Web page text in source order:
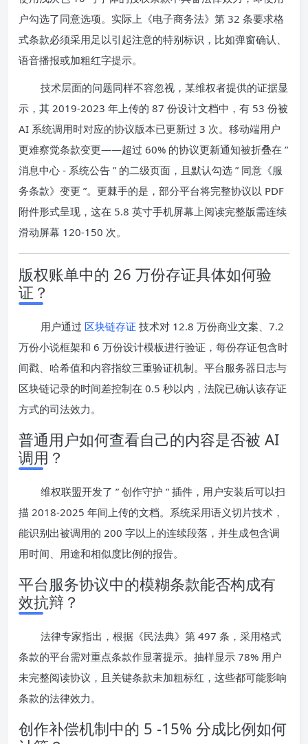
户勾选了同意选项。实际上《电子商务法》第 32 条要求格
式条款必须采用足以引起注意的特别标识，比如弹窗确认、
语音播报或加粗红字提示。
技术层面的问题同样不容忽视，某维权者提供的证据显
示，其 2019-2023 年上传的 87 份设计文档中，有 53 份被
AI 系统调用时对应的协议版本已更新过 3 次。移动端用户
更难察觉条款变更——超过 60% 的协议更新通知被折叠在 ”
消息中心 - 系统公告 ” 的二级页面，且默认勾选 ” 同意《服
务条款》变更 ”。更棘手的是，部分平台将完整协议以 PDF
附件形式呈现，这在 5.8 英寸手机屏幕上阅读完整版需连续
滑动屏幕 120-150 次。
版权账单中的 26 万份存证具体如何验
证？
用户通过 区块链存证 技术对 12.8 万份商业文案、7.2
万份小说框架和 6 万份设计模板进行验证，每份存证包含时
间戳、哈希值和内容指纹三重验证机制。平台服务器日志与
区块链记录的时间差控制在 0.5 秒以内，法院已确认该存证
方式的司法效力。
普通用户如何查看自己的内容是否被 AI
调用？
维权联盟开发了 ” 创作守护 ” 插件，用户安装后可以扫
描 2018-2025 年间上传的文档。系统采用语义切片技术，
能识别出被调用的 200 字以上的连续段落，并生成包含调
用时间、用途和相似度比例的报告。
平台服务协议中的模糊条款能否构成有
效抗辩？
法律专家指出，根据《民法典》第 497 条，采用格式
条款的平台需对重点条款作显著提示。抽样显示 78% 用户
未完整阅读协议，且关键条款未加粗标红，这些都可能影响
条款的法律效力。
创作补偿机制中的 5 -15% 分成比例如何